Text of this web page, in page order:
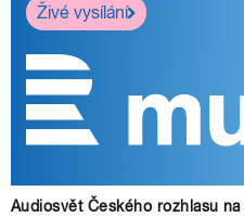
Živé vysílání
Audiosvět Českého rozhlasu